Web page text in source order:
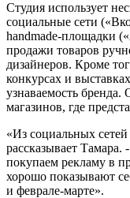
Студия использует
социальные сети
handmade-площадки
продажи товаров
дизайнеров. Кроме
конкурсах и
узнаваемость бренда.
магазинов, где
«Из социальных
рассказывает Тамара.
покупаем рекламу в
хорошо показывают
и феврале-марте».